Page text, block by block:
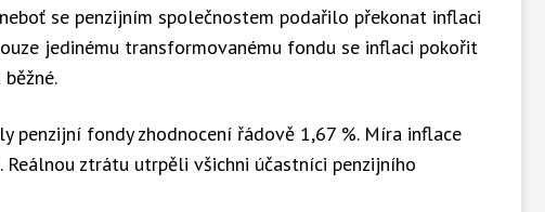
se penzijním společnostem podařilo překonat inflaci
jedinému transformovanému fondu se inflaci pokořit
penzijní fondy zhodnocení řádově 1,67 %. Míra inflace
Reálnou ztrátu utrpěli všichni účastníci penzijního